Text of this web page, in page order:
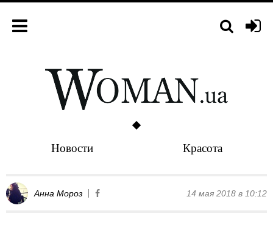
Новости Красота
Анна Мороз 14 мая 2018 в 10:12